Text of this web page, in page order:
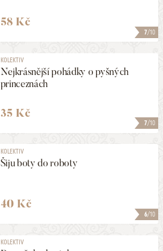
7/10
58 Kč
7/10
KOLEKTIV
Nejkrásnější pohádky o pyšných
princeznách
35 Kč
6/10
KOLEKTIV
Šiju boty do roboty
40 Kč
KOLEKTIV